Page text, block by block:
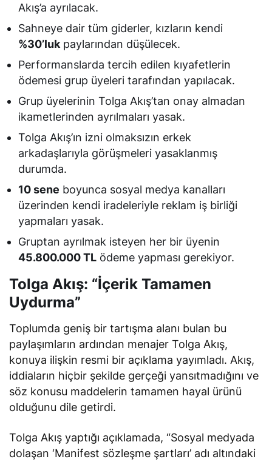
Akış’a ayrılacak.
Sahneye dair tüm giderler, kızların kendi
%30’luk paylarından düşülecek.
Performanslarda tercih edilen kıyafetlerin
ödemesi grup üyeleri tarafından yapılacak.
Grup üyelerinin Tolga Akış’tan onay almadan
ikametlerinden ayrılmaları yasak.
Tolga Akış’ın izni olmaksızın erkek
arkadaşlarıyla görüşmeleri yasaklanmış
durumda.
10 sene boyunca sosyal medya kanalları
üzerinden kendi iradeleriyle reklam iş birliği
yapmaları yasak.
Gruptan ayrılmak isteyen her bir üyenin
45.800.000 TL ödeme yapması gerekiyor.
Tolga Akış: “İçerik Tamamen
Uydurma”
Toplumda geniş bir tartışma alanı bulan bu
paylaşımların ardından menajer Tolga Akış,
konuya ilişkin resmi bir açıklama yayımladı. Akış,
iddiaların hiçbir şekilde gerçeği yansıtmadığını ve
söz konusu maddelerin tamamen hayal ürünü
olduğunu dile getirdi.
Tolga Akış yaptığı açıklamada,“Sosyal medyada
dolaşan ‘Manifest sözleşme şartları’ adı altındaki